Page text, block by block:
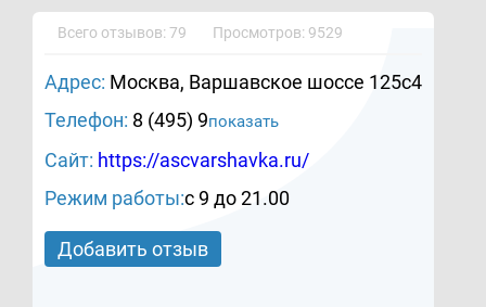
Всего отзывов: 79 Просмотров: 9529
Адрес: Москва, Варшавское шоссе 125с4
Телефон: 8 (495) 9показать
Сайт: https://ascvarshavka.ru/
Режим работы:с 9 до 21.00
Добавить отзыв